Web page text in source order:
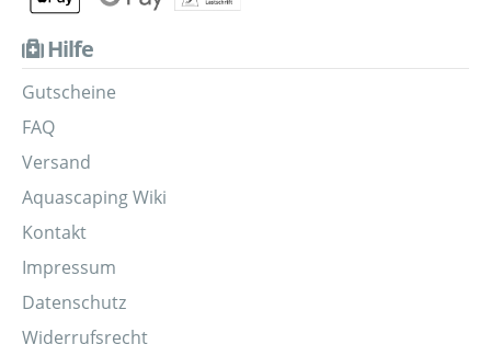
Hilfe
Gutscheine
FAQ
Versand
Aquascaping Wiki
Kontakt
Impressum
Datenschutz
Widerrufsrecht